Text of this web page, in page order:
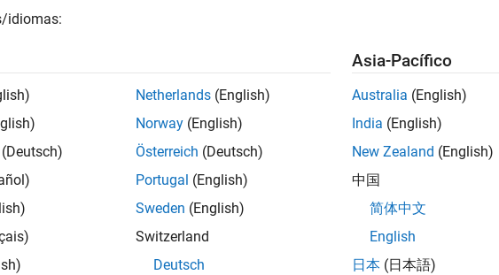
Incompatibilities
Toolbox Release Notes
How useful was this information?
idiomas:
(Deutsch)
Netherlands (English)
Norway (English)
Österreich (Deutsch)
Portugal (English)
Sweden (English)
Switzerland
Deutsch
Asia-Pacífico
Australia (English)
India (English)
New Zealand (English)
中国
简体中文
English
日本 (日本語)